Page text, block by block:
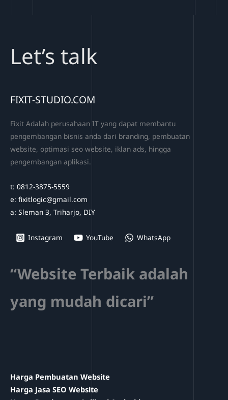
Let’s talk
FIXIT-STUDIO.COM
Fixit Adalah perusahaan IT yang dapat membantu
pengembangan bisnis anda dari branding, pembuatan
website, optimasi seo website, iklan ads, hingga
pengembangan aplikasi.
t: 0812-3875-5559
e: fixitlogic@gmail.com
a: Sleman 3, Triharjo, DIY
Instagram YouTube WhatsApp
“Website Terbaik adalah
yang mudah dicari”
Harga Pembuatan Website
Harga Jasa SEO Website